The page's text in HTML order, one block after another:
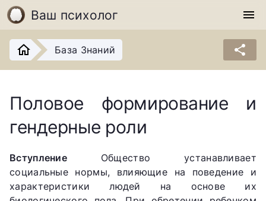
Ваш психолог menu
База Знаний share
Половое формирование и
гендерные роли
Вступление Общество устанавливает
социальные нормы, влияющие на поведение и
характеристики людей на основе их